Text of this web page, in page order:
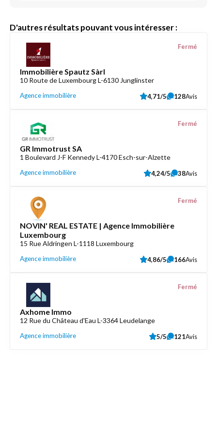
D'autres résultats pouvant vous intéresser :
Immobilière Spautz Sàrl
10 Route de Luxembourg L-6130 Junglinster
Agence immobilière
Fermé
4,71/5 128Avis
GR Immotrust SA
1 Boulevard J-F Kennedy L-4170 Esch-sur-Alzette
Agence immobilière
Fermé
4,24/5 38Avis
NOVIN' REAL ESTATE | Agence Immobilière
Luxembourg
15 Rue Aldringen L-1118 Luxembourg
Agence immobilière
Fermé
4,86/5 166Avis
Axhome Immo
12 Rue du Château d'Eau L-3364 Leudelange
Agence immobilière
Fermé
5/5 121Avis